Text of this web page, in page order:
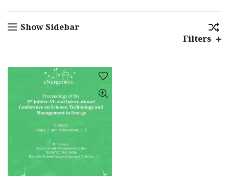
Show Sidebar
Filters